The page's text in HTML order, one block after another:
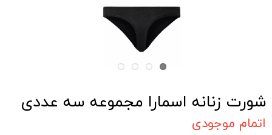
شورت زنانه اسمارا مجموعه سه عددی
اتمام موجودی